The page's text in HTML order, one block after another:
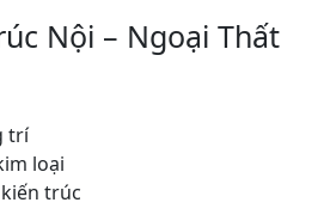
Nội – Ngoại Thất
trí
loại
trúc